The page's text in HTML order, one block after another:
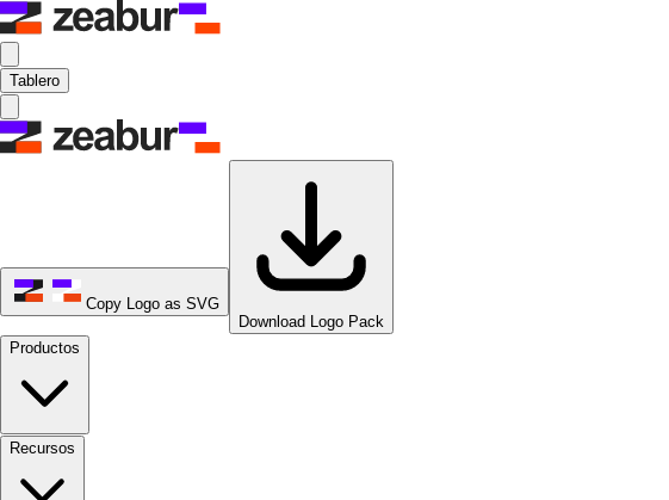
Tablero
Copy Logo as SVG
Download Logo Pack
Productos
Recursos